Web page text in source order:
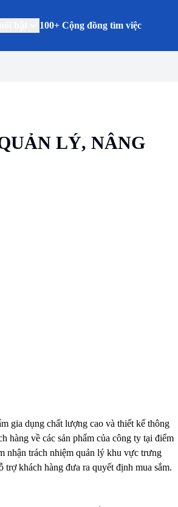
100+ Cộng đồng tìm việc
LÝ, NÂNG
gia dụng chất lượng cao và thiết kế thông
hàng về các sản phẩm của công ty tại điểm
nhận trách nhiệm quản lý khu vực trưng
khách hàng đưa ra quyết định mua sắm.